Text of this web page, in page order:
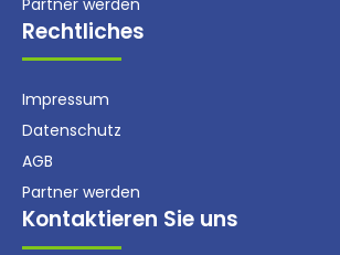
Rechtliches
Impressum
Datenschutz
AGB
Partner werden
Kontaktieren Sie uns